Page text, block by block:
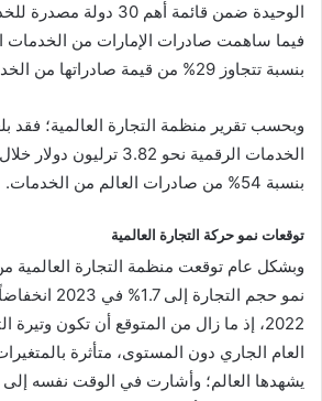
الوحيدة ضمن قائمة أهم 30
بنسبة تتجاوز 29% من قيمة صادراتها من الخدمات.
وبحسب تقرير منظمة التجارة العالمية؛ فقد
بنسبة 54% من صادرات العالم من الخدمات.
توقعات نمو حركة التجارة العالمية
وبشكل عام توقعت منظمة التجارة العالمية
2022، إذ ما زال من المتوقع أن تكون
العام الجاري دون المستوى، متأثرة
يشهدها العالم؛ وأشارت في الوقت نفسه إلى